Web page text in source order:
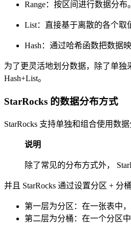
Range：按区间进行数据分布
List：直接基于离散的各个取
Hash：通过哈希函数把数据
为了更灵活地划分数据，除了单独
Hash+List。
StarRocks 的数据分布方式
StarRocks 支持单独和组合使用数据
说明
除了常见的分布方式外，
并且 StarRocks 通过设置分区 + 分
第一层为分区：在一张表中
第二层为分桶：在一个分区